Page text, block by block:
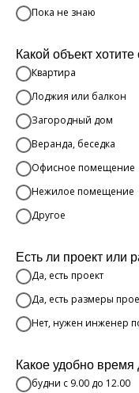
Пока не знаю
Какой объект хотите
Квартира
Лоджия или балкон
Загородный дом
Веранда, беседка
Офисное помещение
Нежилое помещение
Другое
Есть ли проект или
Да, есть проект
Да, есть размеры
Нет, нужен инженер
Какое удобно время
будни с 9.00 до 12.00